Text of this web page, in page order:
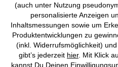
Vertrag
©2026 bonprix.Alle
(auch unter Nutzung
personalisierte Anzeigen
Inhaltsmessungen sowie um
Produktentwicklungen zu
(inkl. Widerrufsmöglichkeit)
gibt’s jederzeit hier. Mit Klick
kannst Du Deinen